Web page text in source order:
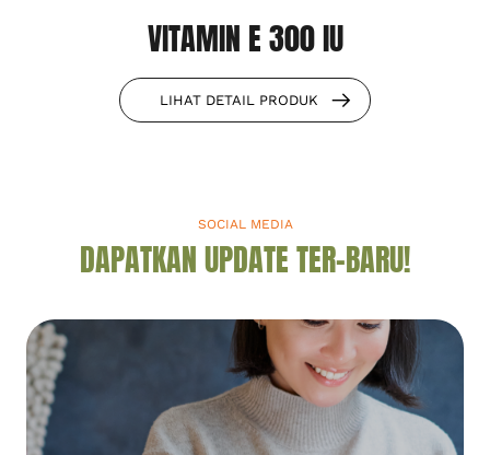
VITAMIN E 300 IU
LIHAT DETAIL PRODUK
SOCIAL MEDIA
DAPATKAN UPDATE TER-BARU!